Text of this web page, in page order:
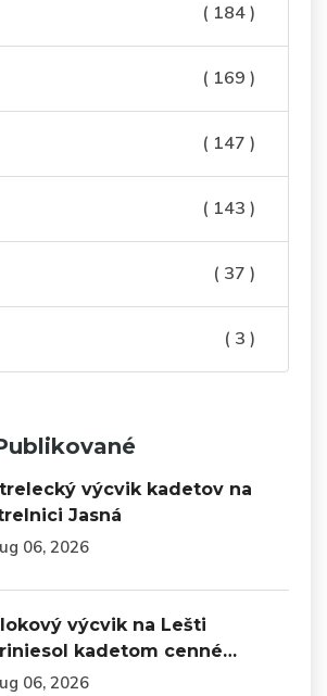
( 184 )
( 169 )
( 147 )
( 143 )
( 37 )
( 3 )
výcvik kadetov na
Jasná
06, 2026
výcvik na Lešti
kadetom cenné…
06, 2026